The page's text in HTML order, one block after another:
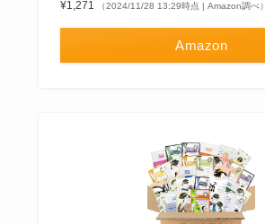
¥1,271 （2024/11/28 13:29時点 | Amazon調べ）
Amazon